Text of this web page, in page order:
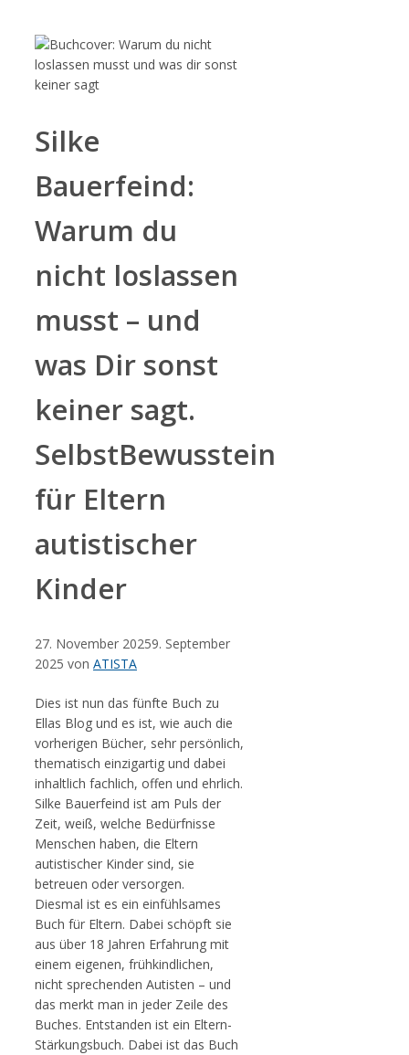
Inhalt
springen
Silke
Bauerfeind:
Warum du
nicht loslassen
musst – und
was Dir sonst
keiner sagt.
SelbstBewusstein
für Eltern
autistischer
Kinder
27. November 20259. September
2025 von ATISTA
Dies ist nun das fünfte Buch zu
Ellas Blog und es ist, wie auch die
vorherigen Bücher, sehr persönlich,
thematisch einzigartig und dabei
inhaltlich fachlich, offen und ehrlich.
Silke Bauerfeind ist am Puls der
Zeit, weiß, welche Bedürfnisse
Menschen haben, die Eltern
autistischer Kinder sind, sie
betreuen oder versorgen.
Diesmal ist es ein einfühlsames
Buch für Eltern. Dabei schöpft sie
aus über 18 Jahren Erfahrung mit
einem eigenen, frühkindlichen,
nicht sprechenden Autisten – und
das merkt man in jeder Zeile des
Buches. Entstanden ist ein Eltern-
Stärkungsbuch. Dabei ist das Buch